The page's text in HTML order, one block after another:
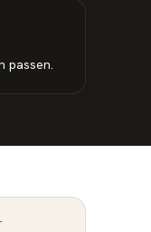
passen.